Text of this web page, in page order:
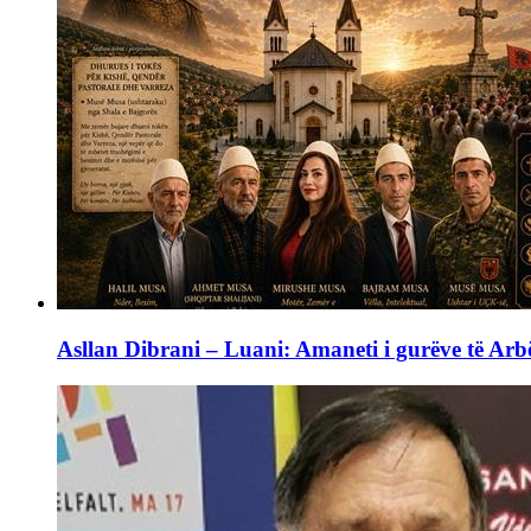
Asllan Dibrani – Luani: Amaneti i gurëve të